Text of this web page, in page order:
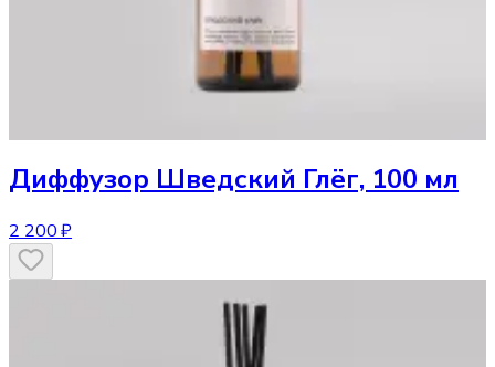
Диффузор Шведский Глёг, 100 мл
2 200 ₽